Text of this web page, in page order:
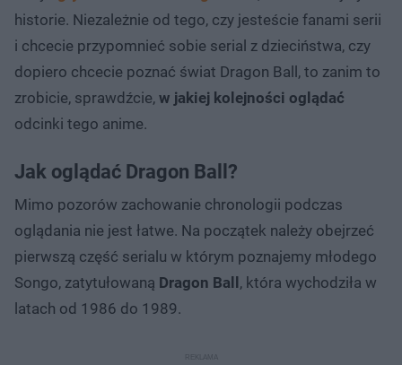
historie. Niezależnie od tego, czy jesteście fanami serii
i chcecie przypomnieć sobie serial z dzieciństwa, czy
dopiero chcecie poznać świat Dragon Ball, to zanim to
zrobicie, sprawdźcie, w jakiej kolejności oglądać
odcinki tego anime.
Jak oglądać Dragon Ball?
Mimo pozorów zachowanie chronologii podczas
oglądania nie jest łatwe. Na początek należy obejrzeć
pierwszą część serialu w którym poznajemy młodego
Songo, zatytułowaną Dragon Ball, która wychodziła w
latach od 1986 do 1989.